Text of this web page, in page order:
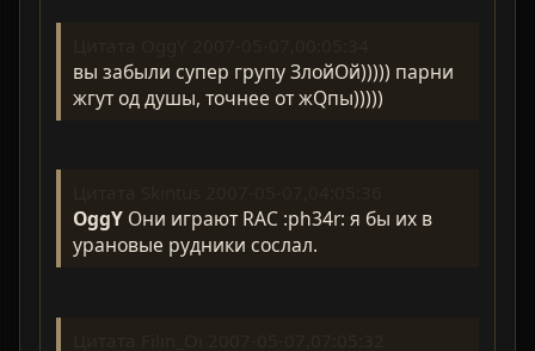
вы забыли супер групу ЗлойОй))))) парни
жгут од душы, точнее от жQпы)))))
OggY Они играют RAC :ph34r: я бы их в
урановые рудники сослал.